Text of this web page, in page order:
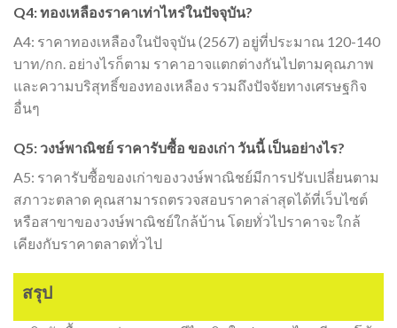
Q4: ทองเหลืองราคาเท่าไหร่ในปัจจุบัน?
A4: ราคาทองเหลืองในปัจจุบัน (2567) อยู่ที่ประมาณ 120-140
บาท/กก. อย่างไรก็ตาม ราคาอาจแตกต่างกันไปตามคุณภาพ
และความบริสุทธิ์ของทองเหลือง รวมถึงปัจจัยทางเศรษฐกิจ
อื่นๆ
Q5: วงษ์พาณิชย์ ราคารับซื้อ ของเก่า วันนี้ เป็นอย่างไร?
A5: ราคารับซื้อของเก่าของวงษ์พาณิชย์มีการปรับเปลี่ยนตาม
สภาวะตลาด คุณสามารถตรวจสอบราคาล่าสุดได้ที่เว็บไซต์
หรือสาขาของวงษ์พาณิชย์ใกล้บ้าน โดยทั่วไปราคาจะใกล้
เคียงกับราคาตลาดทั่วไป
สรุป